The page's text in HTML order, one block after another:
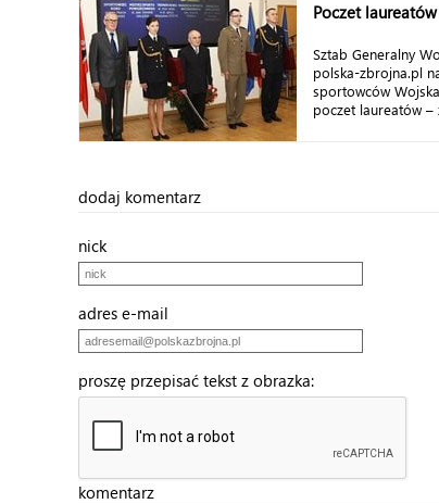
Poczet
Sztab Generalny
polska-zbrojna.pl
sportowców
poczet laureatów –
dodaj komentarz
nick
adres e-mail
proszę przepisać tekst z obrazka:
komentarz